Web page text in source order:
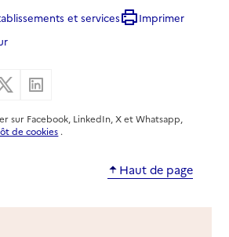
à domicile (aide)
Voir la fiche
n° 170023717
et services
Imprimer
par emailsur Facebook
Partager sur X
sur Facebook, LinkedIn, X et Whatsapp,
de cookies .
Haut de page